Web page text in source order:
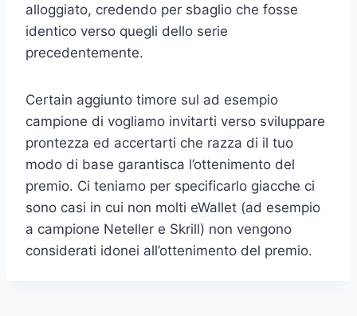
alloggiato, credendo per sbaglio che fosse
identico verso quegli dello serie
precedentemente.
Certain aggiunto timore sul ad esempio
campione di vogliamo invitarti verso sviluppare
prontezza ed accertarti che razza di il tuo
modo di base garantisca l’ottenimento del
premio. Ci teniamo per specificarlo giacche ci
sono casi in cui non molti eWallet (ad esempio
a campione Neteller e Skrill) non vengono
considerati idonei all’ottenimento del premio.